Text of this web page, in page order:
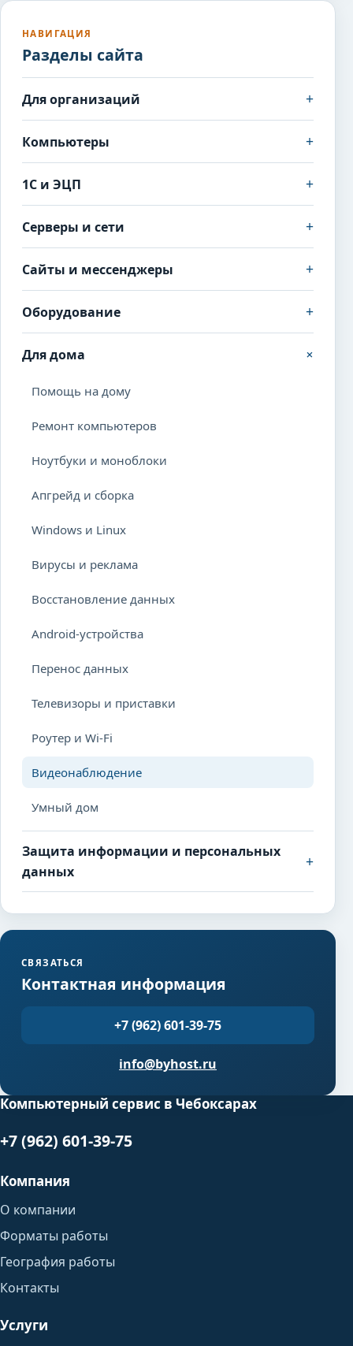
НАВИГАЦИЯ
Разделы сайта
Для организаций +
Компьютеры +
1С и ЭЦП +
Серверы и сети +
Сайты и мессенджеры +
Оборудование +
Для дома +
Помощь на дому
Ремонт компьютеров
Ноутбуки и моноблоки
Апгрейд и сборка
Windows и Linux
Вирусы и реклама
Восстановление данных
Android-устройства
Перенос данных
Телевизоры и приставки
Роутер и Wi-Fi
Видеонаблюдение
Умный дом
Защита информации и персональных
данных
+
СВЯЗАТЬСЯ
Контактная информация
+7 (962) 601-39-75
info@byhost.ru
Компьютерный сервис в Чебоксарах
+7 (962) 601-39-75
Компания
О компании
Форматы работы
География работы
Контакты
Услуги